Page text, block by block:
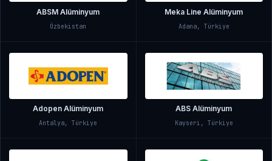
ABSM Alüminyum
Özbekistan
Meka Line Alüminyum
Adana, Türkiye
Adopen Alüminyum
Antalya, Türkiye
ABS Alüminyum
Kayseri, Türkiye